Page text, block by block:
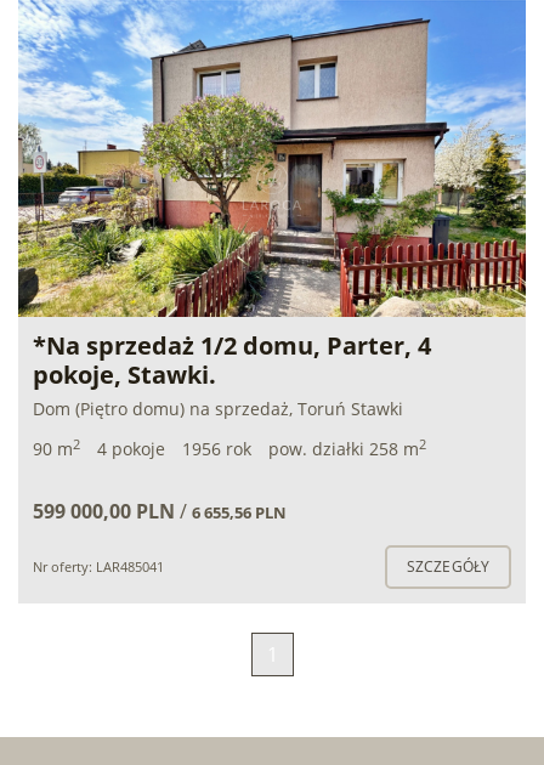
*Na sprzedaż 1/2 domu, Parter, 4
pokoje, Stawki.
Dom (Piętro domu) na sprzedaż, Toruń Stawki
90 m2 4 pokoje 1956 rok pow. działki 258 m2
599 000,00 PLN / 6 655,56 PLN
Nr oferty: LAR485041 SZCZEGÓŁY